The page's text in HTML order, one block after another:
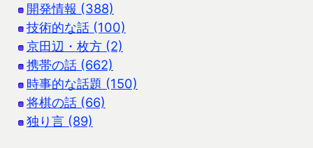
開発情報 (388)
技術的な話 (100)
京田辺・枚方 (2)
携帯の話 (662)
時事的な話題 (150)
将棋の話 (66)
独り言 (89)